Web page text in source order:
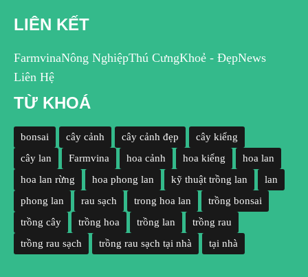
LIÊN KẾT
FarmvinaNông NghiệpThú CưngKhoẻ - ĐẹpNews
Liên Hệ
TỪ KHOÁ
bonsai cây cảnh cây cảnh đẹp
cây kiểng
cây lan
Farmvina hoa cảnh hoa kiểng
hoa lan
hoa lan rừng
hoa phong lan kỹ thuật trồng lan
lan
phong lan
rau sạch trong hoa lan
trồng bonsai
trồng cây
trồng hoa trồng lan
trồng rau
trồng rau sạch
trồng rau sạch tại nhà tại nhà